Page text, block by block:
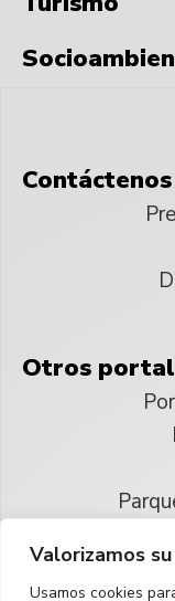
Valorizamos
Usamos cookies
Contáctenos
Otros